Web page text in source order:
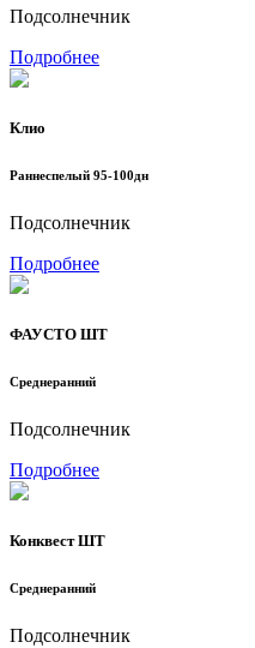
Подсолнечник
Подробнее
Клио
Раннеспелый 95-100дн
Подсолнечник
Подробнее
ФАУСТО ШТ
Среднеранний
Подсолнечник
Подробнее
Конквест ШТ
Среднеранний
Подсолнечник